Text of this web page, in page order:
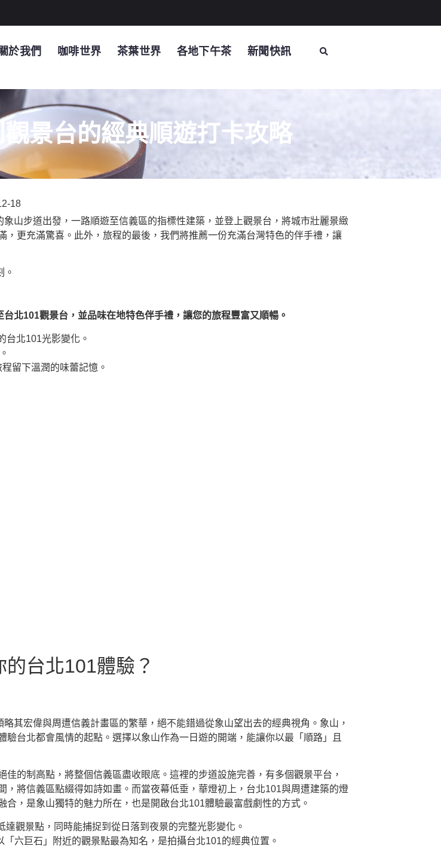
關於我們 咖啡世界 茶葉世界 各地下午茶 新聞快訊
景台的經典順遊打卡攻略
18
山步道出發，一路順遊至信義區的指標性建築，並登上觀景台，將城市壯麗景緻
更充滿驚喜。此外，旅程的最後，我們將推薦一份充滿台灣特色的伴手禮，讓
。
北101觀景台，並品味在地特色伴手禮，讓您的旅程豐富又順暢。
台北101光影變化。
留下溫潤的味蕾記憶。
台北101體驗？
其宏偉與周遭信義計畫區的繁華，絕不能錯過從象山望出去的經典視角。象山，
台北都會風情的起點。選擇以象山作為一日遊的開端，能讓你以最「順路」且
的制高點，將整個信義區盡收眼底。這裡的步道設施完善，有多個觀景平台，
將信義區點綴得如詩如畫。而當夜幕低垂，華燈初上，台北101與周遭建築的燈
，是象山獨特的魅力所在，也是開啟台北101體驗最富戲劇性的方式。
觀景點，同時能捕捉到從日落到夜景的完整光影變化。
六巨石」附近的觀景點最為知名，是拍攝台北101的經典位置。